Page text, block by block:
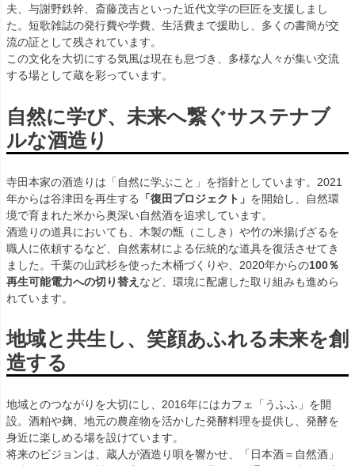
夫、与謝野鉄幹、斎藤茂吉といった近代文学の巨匠を支援しまし
た。短歌雑誌の発行費や学費、生活費まで援助し、多くの書簡が交
流の証として残されています。
この文化を大切にする気風は現在も息づき、多様な人々が集い交流
する場として蔵を彩っています。
自然に学び、未来へ繋ぐサステナブ
ルな酒造り
寺田本家の酒造りは「自然に学ぶこと」を指針としています。2021
年からは谷津田を再生する
「復田プロジェクト」 を開始し、自然環
境で育まれた米から奥深い自然酒を追求しています。
酒造りの道具においても、木製の甑（こしき）や竹の米揚げざるを
職人に依頼するなど、自然素材による伝統的な道具を復活させてき
ました。千葉の山武杉を使った木桶づくりや、2020年からの100％
再生可能電力への切り替え など、環境に配慮した取り組みも進めら
れています。
地域と共生し、笑顔あふれる未来を創
造する
地域とのつながりを大切にし、2016年にはカフェ「うふふ」を開
設。酒粕や麹、地元の農産物を活かした発酵料理を提供し、発酵を
身近に楽しめる場を設けています。
将来のビジョンは、蔵人が酒造り唄を響かせ、「日本酒＝自然酒」